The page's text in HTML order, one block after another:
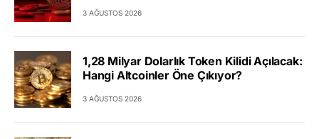
3 AĞUSTOS 2026
1,28 Milyar Dolarlık Token Kilidi Açılacak:
Hangi Altcoinler Öne Çıkıyor?
3 AĞUSTOS 2026